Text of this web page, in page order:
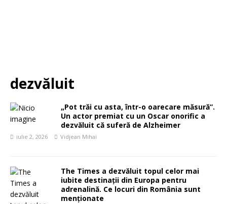
dezvăluit
„Pot trăi cu asta, într-o oarecare măsură”.
Un actor premiat cu un Oscar onorific a
dezvăluit că suferă de Alzheimer
iulie 2, 2026 Vidjean Mihai
The Times a dezvăluit topul celor mai
iubite destinații din Europa pentru
adrenalină. Ce locuri din România sunt
menționate